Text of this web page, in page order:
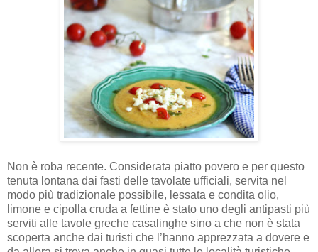
Non è roba recente. Considerata piatto povero e per questo
tenuta lontana dai fasti delle tavolate ufficiali, servita nel
modo più tradizionale possibile, lessata e condita olio,
limone e cipolla cruda a fettine è stato uno degli antipasti più
serviti alle tavole greche casalinghe sino a che non è stata
scoperta anche dai turisti che l’hanno apprezzata a dovere e